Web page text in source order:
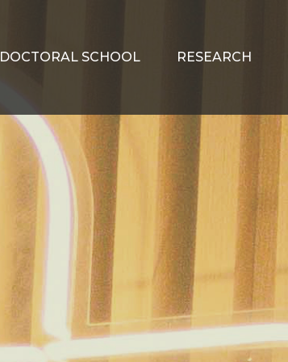
DOCTORAL SCHOOL RESEARCH